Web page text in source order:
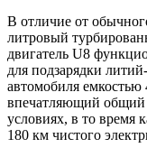
В отличие от
литровый
двигатель U8
для подзарядки
автомобиля емкостью
впечатляющий общий
условиях, в то время
180 км чистого